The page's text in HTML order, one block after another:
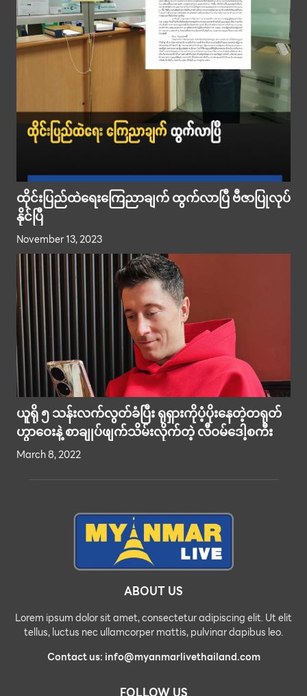
ထိုင်းပြည်ထဲရေးကြေညာချက် ထွက်လာပြီ ဗီဇာပြုလုပ်
နိုင်ပြီ
November 13, 2023
ယူရို ၅ သန်းလက်လွတ်ခံပြီး ရုရှားကိုပံ့ပိုးနေတဲ့တရုတ်
ဟွာဝေးနဲ့ စာချုပ်ဖျက်သိမ်းလိုက်တဲ့ လီဝမ်ဒေါ့စကီး
March 8, 2022
ABOUT US
Lorem ipsum dolor sit amet, consectetur adipiscing elit. Ut elit
tellus, luctus nec ullamcorper mattis, pulvinar dapibus leo.
Contact us: info@myanmarlivethailand.com